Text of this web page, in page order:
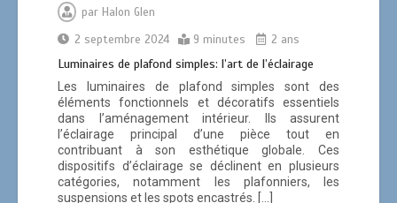
Lumière de plafond pour le salon.
0 14 minutes
par Halon Glen
2 septembre 2024
9 minutes 2 ans
Luminaires de plafond simples: l’art de l’éclairage
Les luminaires de plafond simples sont des
éléments fonctionnels et décoratifs essentiels
dans l’aménagement intérieur. Ils assurent
l’éclairage principal d’une pièce tout en
contribuant à son esthétique globale. Ces
dispositifs d’éclairage se déclinent en plusieurs
catégories, notamment les plafonniers, les
suspensions et les spots encastrés. […]